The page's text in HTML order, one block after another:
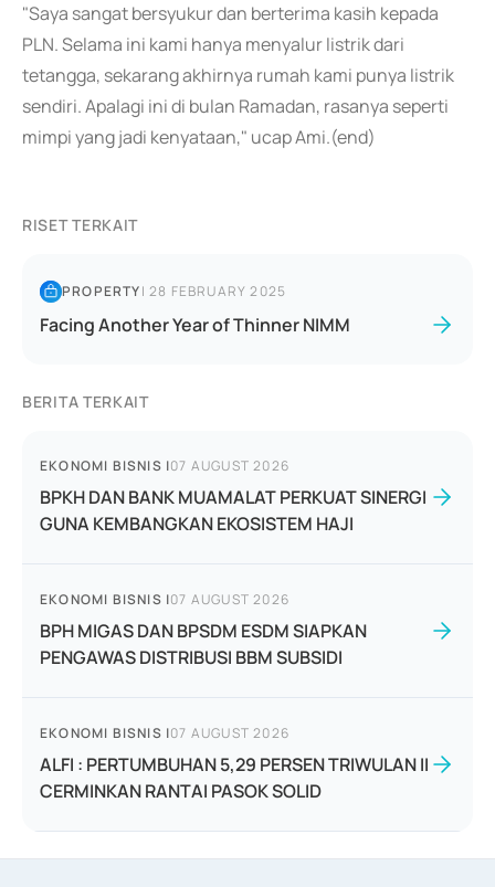
"Saya sangat bersyukur dan berterima kasih kepada
PLN. Selama ini kami hanya menyalur listrik dari
tetangga, sekarang akhirnya rumah kami punya listrik
sendiri. Apalagi ini di bulan Ramadan, rasanya seperti
mimpi yang jadi kenyataan," ucap Ami.(end)
RISET TERKAIT
PROPERTY|28 FEBRUARY 2025
Facing Another Year of Thinner NIMM
BERITA TERKAIT
EKONOMI BISNIS |07 AUGUST 2026
BPKH DAN BANK MUAMALAT PERKUAT SINERGI
GUNA KEMBANGKAN EKOSISTEM HAJI
EKONOMI BISNIS |07 AUGUST 2026
BPH MIGAS DAN BPSDM ESDM SIAPKAN
PENGAWAS DISTRIBUSI BBM SUBSIDI
EKONOMI BISNIS |07 AUGUST 2026
ALFI : PERTUMBUHAN 5,29 PERSEN TRIWULAN II
CERMINKAN RANTAI PASOK SOLID